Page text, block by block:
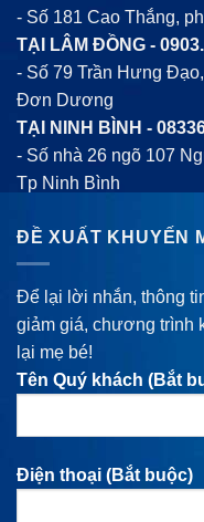
- Số 181 Cao Thắng,
TẠI LÂM ĐỒNG -
- Số 79 Trần Hưng
Đơn Dương
TẠI NINH BÌNH -
- Số nhà 26 ngõ 107
Tp Ninh Bình
ĐỀ XUẤT KHUYẾN
Để lại lời nhắn, thông
giảm giá, chương trình
lại mẹ bé!
Tên Quý khách (Bắt
Điện thoại (Bắt buộc)